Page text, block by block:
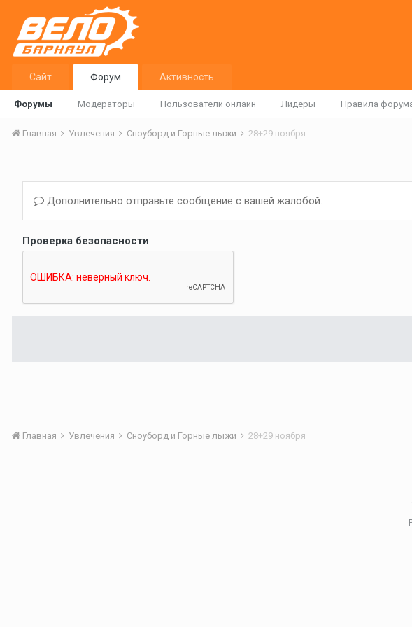
Сайт Форум
Форумы Модераторы Пользователи онлайн Лидеры Правила
Активность
Главная Увлечения Сноуборд и Горные лыжи 28+29 ноября
Дополнительно отправьте сообщение с вашей жалобой.
Проверка безопасности
Главная Увлечения Сноуборд и Горные лыжи 28+29 ноября